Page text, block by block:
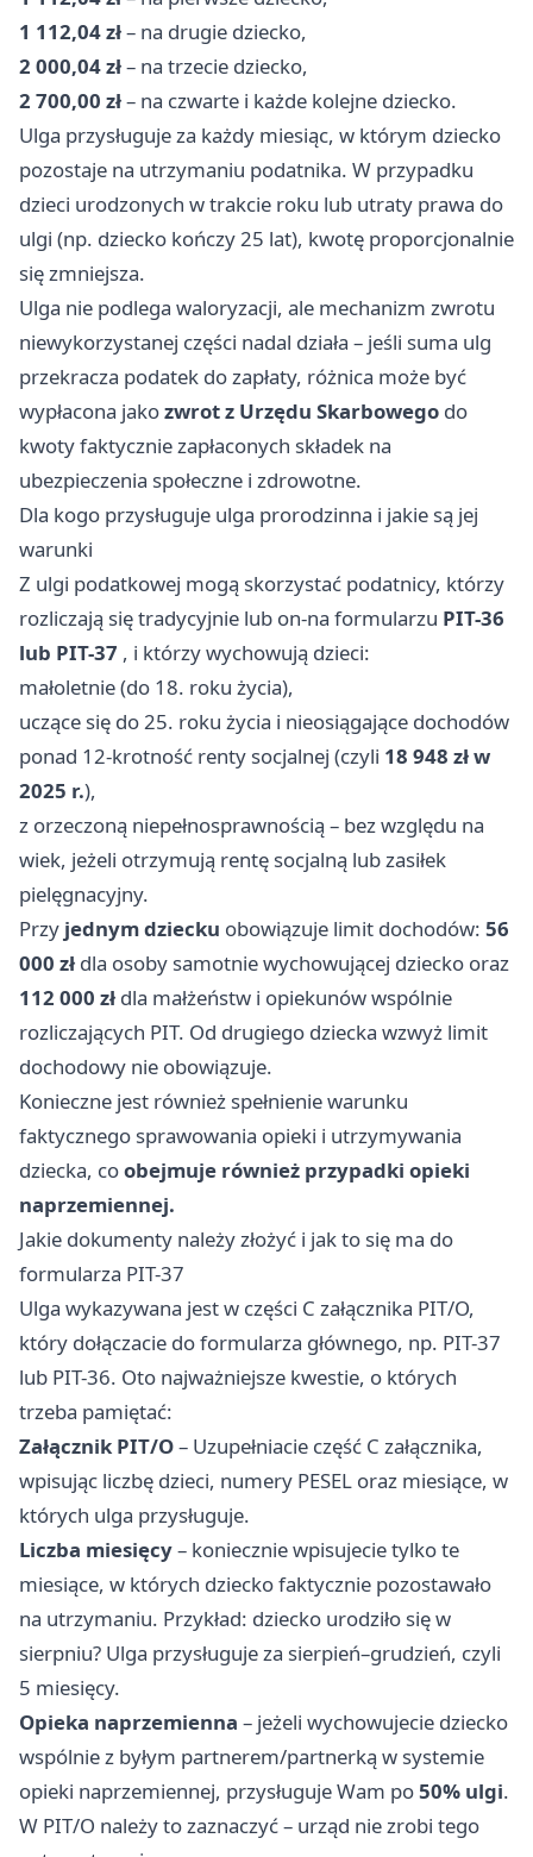
1 112,04 zł– na drugie dziecko,
2 000,04 zł– na trzecie dziecko,
2 700,00 zł– na czwarte i każde kolejne dziecko.
Ulga przysługuje za każdy miesiąc, w którym dziecko
pozostaje na utrzymaniu podatnika. W przypadku
dzieci urodzonych w trakcie roku lub utraty prawa do
ulgi (np. dziecko kończy 25 lat), kwotę proporcjonalnie
się zmniejsza.
Ulga nie podlega waloryzacji, ale mechanizm zwrotu
niewykorzystanej części nadal działa – jeśli suma ulg
przekracza podatek do zapłaty, różnica może być
wypłacona jakozwrot z Urzędu Skarbowego do
kwoty faktycznie zapłaconych składek na
ubezpieczenia społeczne i zdrowotne.
Dla kogo przysługuje ulga prorodzinna i jakie są jej
warunki
Z ulgi podatkowej mogą skorzystać podatnicy, którzy
rozliczają się tradycyjnie lub on-na formularzu PIT-36
lub PIT-37 , i którzy wychowują dzieci:
małoletnie (do 18. roku życia),
uczące się do 25. roku życia i nieosiągające dochodów
ponad 12-krotność renty socjalnej (czyli 18 948 zł w
2025 r.),
z orzeczoną niepełnosprawnością – bez względu na
wiek, jeżeli otrzymują rentę socjalną lub zasiłek
pielęgnacyjny.
Przy jednym dziecku obowiązuje limit dochodów: 56
000 zł dla osoby samotnie wychowującej dziecko oraz
112 000 zł dla małżeństw i opiekunów wspólnie
rozliczających PIT. Od drugiego dziecka wzwyż limit
dochodowy nie obowiązuje.
Konieczne jest również spełnienie warunku
faktycznego sprawowania opieki i utrzymywania
dziecka, coobejmuje również przypadki opieki
naprzemiennej.
Jakie dokumenty należy złożyć i jak to się ma do
formularza PIT-37
Ulga wykazywana jest w części C załącznika PIT/O,
który dołączacie do formularza głównego, np. PIT-37
lub PIT-36. Oto najważniejsze kwestie, o których
trzeba pamiętać:
Załącznik PIT/O– Uzupełniacie część C załącznika,
wpisując liczbę dzieci, numery PESEL oraz miesiące, w
których ulga przysługuje.
Liczba miesięcy– koniecznie wpisujecie tylko te
miesiące, w których dziecko faktycznie pozostawało
na utrzymaniu. Przykład: dziecko urodziło się w
sierpniu? Ulga przysługuje za sierpień–grudzień, czyli
5 miesięcy.
Opieka naprzemienna – jeżeli wychowujecie dziecko
wspólnie z byłym partnerem/partnerką w systemie
opieki naprzemiennej, przysługuje Wam po50% ulgi.
W PIT/O należy to zaznaczyć – urząd nie zrobi tego